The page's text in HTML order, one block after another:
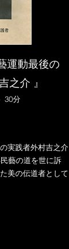
運動最後の
之介 』
30分
実践者外村吉之介
の道を世に訴
の伝道者として